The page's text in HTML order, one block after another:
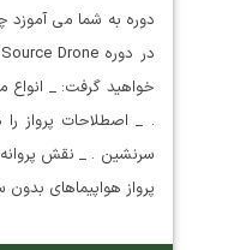
دوره به شما می آموزد
خواهید گرفت: _ انواع
. _ اصطلاحات پرواز
پرواز هواپیماهای